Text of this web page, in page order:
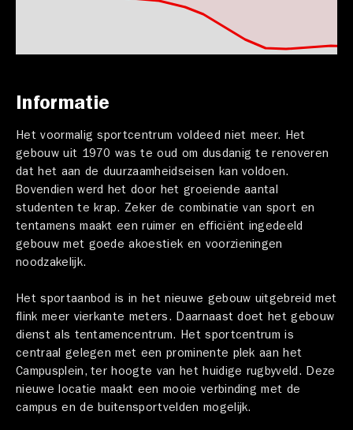
Informatie
Het voormalig sportcentrum voldeed niet meer. Het
gebouw uit 1970 was te oud om dusdanig te renoveren
dat het aan de duurzaamheidseisen kan voldoen.
Bovendien werd het door het groeiende aantal
studenten te krap. Zeker de combinatie van sport en
tentamens maakt een ruimer en efficiënt ingedeeld
gebouw met goede akoestiek en voorzieningen
noodzakelijk.
Het sportaanbod is in het nieuwe gebouw uitgebreid met
flink meer vierkante meters. Daarnaast doet het gebouw
dienst als tentamencentrum. Het sportcentrum is
centraal gelegen met een prominente plek aan het
Campusplein, ter hoogte van het huidige rugbyveld. Deze
nieuwe locatie maakt een mooie verbinding met de
campus en de buitensportvelden mogelijk.